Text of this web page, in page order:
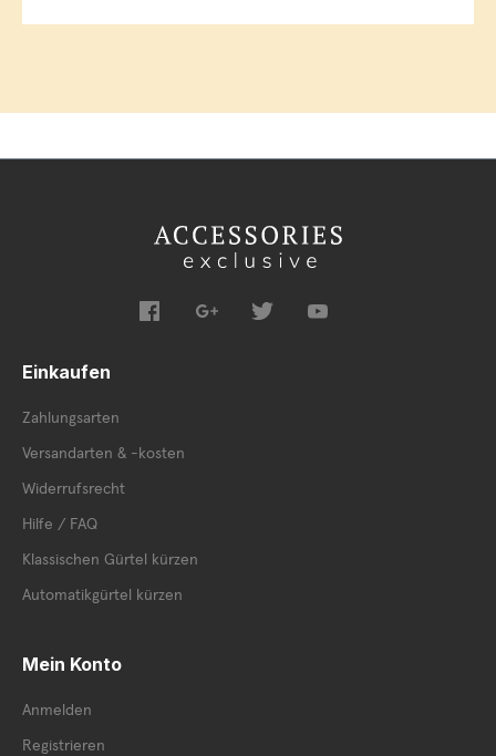
Einkaufen
Zahlungsarten
Versandarten & -kosten
Widerrufsrecht
Hilfe / FAQ
Klassischen Gürtel kürzen
Automatikgürtel kürzen
Mein Konto
Anmelden
Registrieren